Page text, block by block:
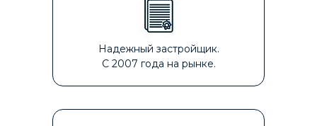
Надежный застройщик.
С 2007 года на рынке.